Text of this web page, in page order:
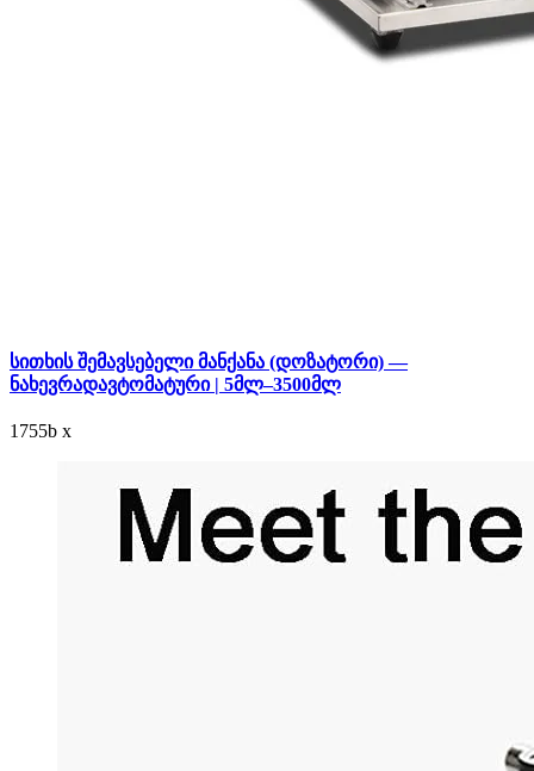
სითხის შემავსებელი მანქანა (დოზატორი) —
ნახევრადავტომატური | 5მლ–3500მლ
1755b x